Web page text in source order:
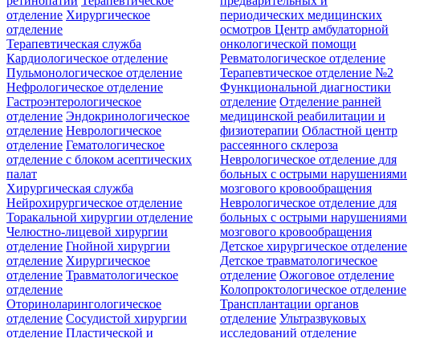
отделение Хирургическое
отделение
периодических медицинских
осмотровЦентр амбулаторной
онкологической помощи
Терапевтическая служба
Кардиологическое отделение
Пульмонологическое отделение
Нефрологическое отделение
Гастроэнтерологическое
отделение Эндокринологическое
отделение Неврологическое
отделение Гематологическое
отделение c блоком асептических
палат
Ревматологическое отделение
Терапевтическое отделение №2
Функциональной диагностики
отделение Отделение ранней
медицинской реабилитации и
физиотерапии Областной центр
рассеянного склероза
Неврологическое отделение для
больных с острыми нарушениями
мозгового кровообращения
Неврологическое отделение для
больных с острыми нарушениями
мозгового кровообращения
Хирургическая служба
Нейрохирургическое отделение
Торакальной хирургии отделение
Челюстно-лицевой хирургии
отделение Гнойной хирургии
отделение Хирургическое
отделение Травматологическое
отделение
Оториноларингологическое
отделение Сосудистой хирургии
отделение Пластической и
Детское хирургическое отделение
Детское травматологическое
отделение Ожоговое отделение
Колопроктологическое отделение
Трансплантации органов
отделение Ультразвуковых
исследований отделение